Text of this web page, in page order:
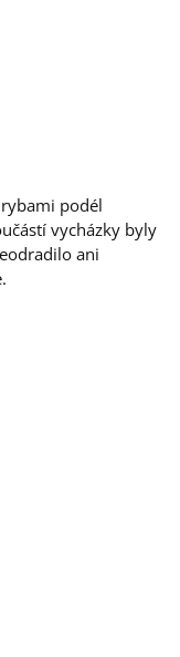
podél
vycházky byly
ani